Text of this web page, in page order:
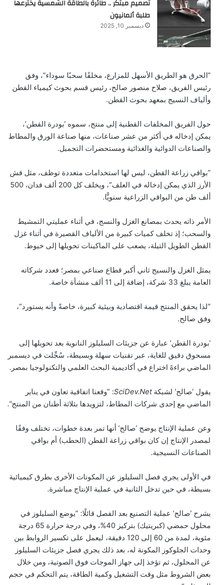
تصميم مبتكر .. طائرة بالطاقة الشمسية يخترعها
طلبة ألمانيون
ديسمبر 10, 2025
”الحرق هو الطريق الأسهل للمزارع، مخلفًا سحبًا سوداء“، وفق
رئيس الفريق، صلاح منصور صالح، رئيس قسم بحوث كيمياء القطن
وألياف النسيج بمعهد بحوث القطن.
حول الفريق المخلفات القطنية إلى منتج، سموه ’بودرة القطن‘،
يمكن إدخاله في أكثر من عشر صناعات، منها صناعة الورق والمطاط
والصناعات الدوائية والغذائية ومستحضرات التجميل.
”بواقي زراعة القطن، ليس لها استخدامات متعددة توظف، مثل قش
الأرز الذي يمكن إدخاله في العلف“، ويخلف كل 200 ألف فدان، 500
ألف طن من البواقي الزراعية سنويًّا.
الأمر ذاته يحدث بمصانع الغزل والنسج، في أثناء عمليتي التمشيط
والسحب؛ إذ تخلف كميات كبيرة من الألياف القصيرة في أثناء غزل
القطن الطويل التيلة، يصعب على الماكينات تحويلها إلى خيوط.
يمثل الغزل والنسيج ثاني أكبر قطاع صناعي بمصر؛ فعدد شركاته
العامة يبلغ 33 شركة، إضافة إلى 11 ألف منشأة خاصة.
”لذا يحقق المنتج قيمة اقتصادية وبيئية كبيرة، خاصةً وأنه يستورد“،
وفق صالح.
’بودرة القطن‘ عبارة عن جزيئات السليلوز النانوية بعد تحويلها إلى
مسحوق دقيق للغاية، عبر تقنيات سهلة وبسيطة، سُجِّلت في ديسمبر
الماضي براءةَ اختراع في أكاديمية البحث العلمي والتكنولوجيا بمصر.
يقول ’صالح‘ لشبكةSciDev.Net: ”وقعنا اتفاقية تعاون في يناير
الماضي مع إحدى شركات المطاط، لتزويدها بثلاثة أطنان من المنتج“.
وعن عملية الإنتاج يوضح ’صالح‘ أنها تمر بعدة خطوات، تختلف وفقًا
لمصدر الإنتاج إن كان بواقي زراعة القطن (الحطب) أم بواقي
الصناعات النسيجية.
في الأولى يجري فصل السليلوز عن المكونات الأخرى بطرق كيميائية
بسيطة، في حين تدخل الثانية في عملية الإنتاج مباشرة.
يشرح ’صالح‘ عملية التصنيع بعد الفصل قائلًا: ”يوضع السليلوز في
محلول حمضي (كبريتيك) بتركيز 40%، وفي درجة حرارة 65 درجة
مئوية، لمدة من 60 إلى 120 دقيقة، ليعمل على تكسير الروابط بين
وحدات الجلوكوز المكونة له، بعد ذلك يجري فصل جزيئات السليلوز
عن المحلول، ثم تؤخذ إلى جهاز الموجات فوق الصوتية، ومن خلال
بعض الشروط مثل وقت التشغيل وكمية الطاقة، يتم التحكم في حجم